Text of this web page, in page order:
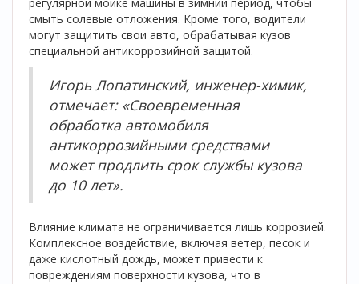
смыть солевые отложения. Кроме того, водители
могут защитить свои авто, обрабатывая кузов
специальной антикоррозийной защитой.
Игорь Лопатинский, инженер-химик,
отмечает: «Своевременная
обработка автомобиля
антикоррозийными средствами
может продлить срок службы кузова
до 10 лет».
Влияние климата не ограничивается лишь коррозией.
Комплексное воздействие, включая ветер, песок и
даже кислотный дождь, может привести к
повреждениям поверхности кузова, что в